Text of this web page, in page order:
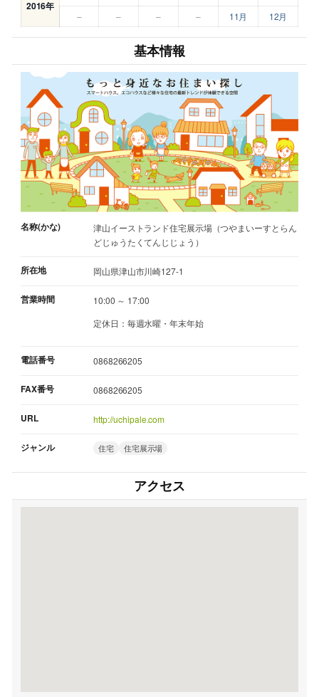
2016年
–
– – – 11月 12月
基本情報
名称(かな)
津山イーストランド住宅展示場（つやまいーすとらん
どじゅうたくてんじじょう）
所在地 岡山県津山市川崎127-1
営業時間
10:00 ～ 17:00
定休日：毎週水曜・年末年始
電話番号 0868266205
FAX番号 0868266205
URL http://uchipale.com
ジャンル 住宅 住宅展示場
アクセス